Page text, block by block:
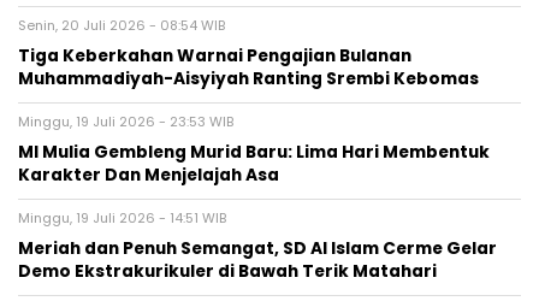
Senin, 20 Juli 2026 - 08:54 WIB
Tiga Keberkahan Warnai Pengajian Bulanan
Muhammadiyah-Aisyiyah Ranting Srembi Kebomas
Minggu, 19 Juli 2026 - 23:53 WIB
MI Mulia Gembleng Murid Baru: Lima Hari Membentuk
Karakter Dan Menjelajah Asa
Minggu, 19 Juli 2026 - 14:51 WIB
Meriah dan Penuh Semangat, SD Al Islam Cerme Gelar
Demo Ekstrakurikuler di Bawah Terik Matahari